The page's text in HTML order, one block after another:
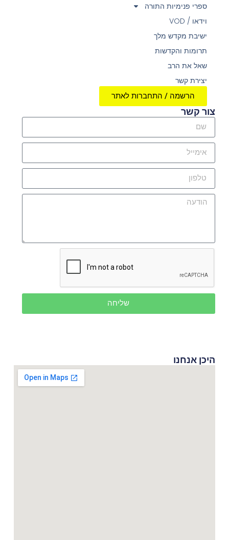
ספרי פנימיות התורה
וידאו / VOD
ישיבת מקדש מלך
תרומות והקדשות
שאל את הרב
יצירת קשר
הרשמה / התחברות לאתר
צור קשר
שליחה
היכן אנחנו